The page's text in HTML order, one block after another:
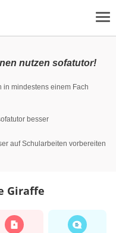
nutzen sofatutor!
in mindestens einem Fach
besser
auf Schularbeiten vorbereiten
Giraffe